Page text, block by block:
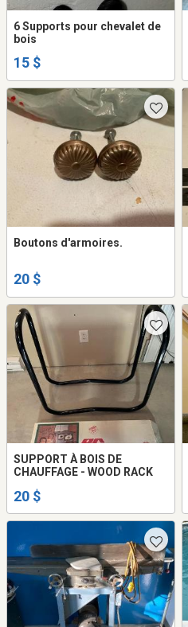
6 Supports pour chevalet de
bois
15 $
Boutons d'armoires.
20 $
SUPPORT À BOIS DE
CHAUFFAGE - WOOD RACK
20 $